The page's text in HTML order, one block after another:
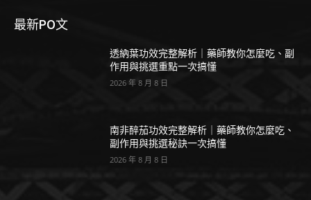
最新PO文
透納葉功效完整解析｜藥師教你怎麼吃、副
作用與挑選重點一次搞懂
2026 年 8 月 8 日
南非醉茄功效完整解析｜藥師教你怎麼吃、
副作用與挑選秘訣一次搞懂
2026 年 8 月 8 日